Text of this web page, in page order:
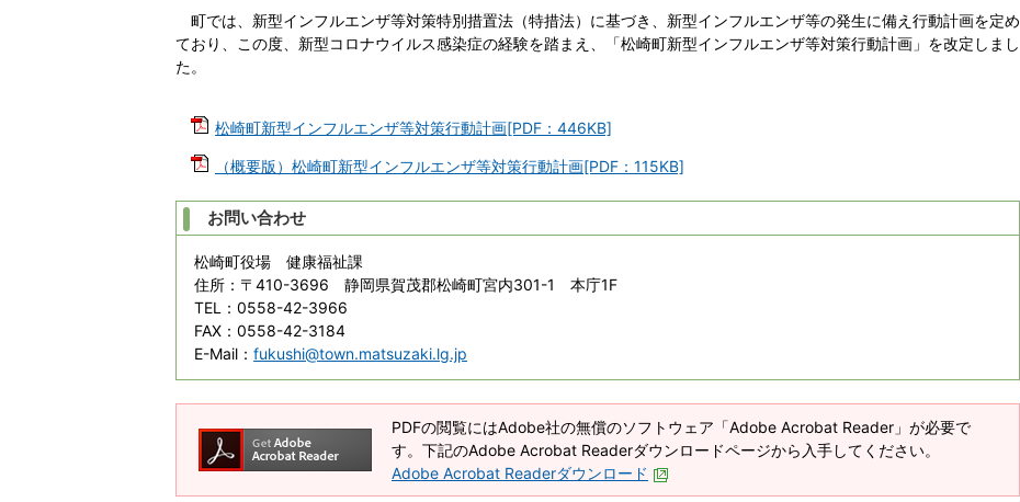
町では、新型インフルエンザ等対策特別措置法（特措法）に基づき、新型インフルエンザ等の発生に備え行動計画を定め
ており、この度、新型コロナウイルス感染症の経験を踏まえ、「松崎町新型インフルエンザ等対策行動計画」を改定しまし
た。
松崎町新型インフルエンザ等対策行動計画[PDF：446KB]
（概要版）松崎町新型インフルエンザ等対策行動計画[PDF：115KB]
お問い合わせ
松崎町役場 健康福祉課
住所 ：〒410-3696 静岡県賀茂郡松崎町宮内301-1 本庁1F
TEL
：0558-42-3966
FAX ：0558-42-3184
E-Mail ： fukushi@town.matsuzaki.lg.jp
PDFの閲覧にはAdobe社の無償のソフトウェア「Adobe Acrobat Reader」が必要で
す。下記のAdobe Acrobat Readerダウンロードページから入手してください。
Adobe Acrobat Readerダウンロード